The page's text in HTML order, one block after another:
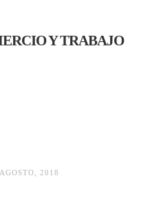
Y TRABAJO
2018